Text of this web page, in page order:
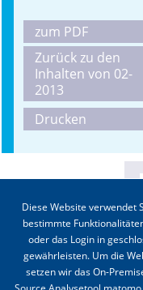
zum PDF
Zurück zu den
Inhalten von 02-
2013
Drucken
Diese Website verwendet
bestimmte
oder das Login in
gewährleisten. Um die
setzen wir das On-